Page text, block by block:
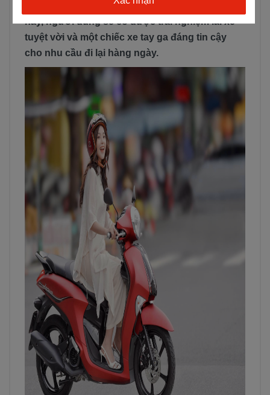
và tính năng tiết kiệm nhiên liệu. Với động cơ
này, người dùng sẽ có được trải nghiệm lái xe
tuyệt vời và một chiếc xe tay ga đáng tin cậy
cho nhu cầu đi lại hàng ngày.